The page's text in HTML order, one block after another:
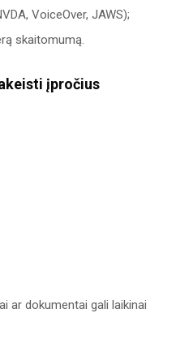
VoiceOver, JAWS);
skaitomumą.
įpročius
ar dokumentai gali laikinai